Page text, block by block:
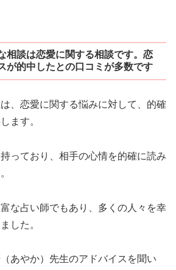
相談は恋愛に関する相談です。恋
が的中したとの口コミが多数です
、恋愛に関する悩みに対して、的確
ます。
っており、相手の心情を的確に読み
な占い師でもあり、多くの人々を幸
した。
あやか）先生のアドバイスを聞い